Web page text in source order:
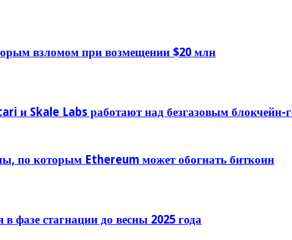
взломом при возмещении $20 млн
и Skale Labs работают над безгазовым блокчейн-
по которым Ethereum может обогнать биткоин
фазе стагнации до весны 2025 года